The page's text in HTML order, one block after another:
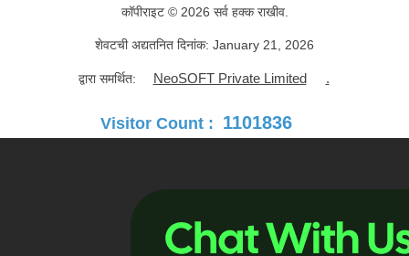
कॉपीराइट © 2026 सर्व हक्क राखीव.
शेवटची अद्यतनित दिनांक: January 21, 2026
द्वारा समर्थित: NeoSOFT Private Limited .
Visitor Count : 1101836